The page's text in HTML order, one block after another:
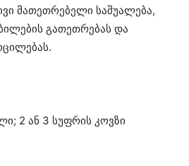
მათეთრებელი საშუალება,
გათეთრებას და
2 ან 3 სუფრის კოვზი